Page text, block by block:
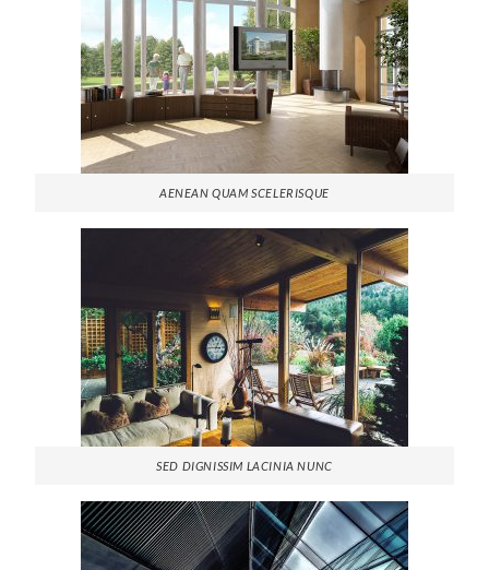
AENEAN QUAM SCELERISQUE
SED DIGNISSIM LACINIA NUNC